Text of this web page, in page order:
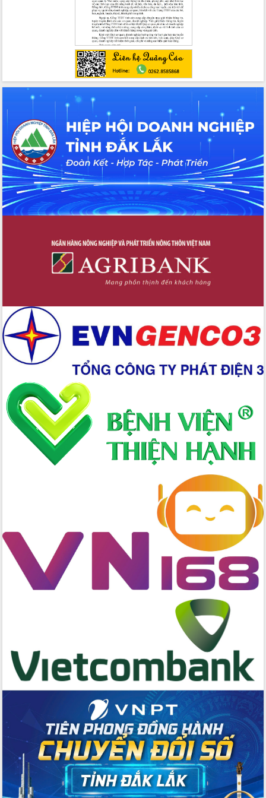
chúc mừng các bệnh viện nhân Ngày
Rộn ràng lễ hội truyền thống Sông
nước Đà Nông lần thứ I năm 2026
Kỳ họp Chuyên đề lần thứ Năm, HĐND
tỉnh Đắk Lắk thông qua các nghị quyết
quan trọng
Thống nhất danh sách giới thiệu ứng
cử đại biểu Quốc hội khoá XVI và đại
biểu HĐND tỉnh Đắk Lắk, nhiệm kỳ
2026-2031
Phát động hai phong trào thi đua quan
trọng trong kỷ nguyên mới
Hội nghị lần thứ tư Ban Chỉ đạo công
tác bầu cử tỉnh Đắk Lắk
Hội nghị Báo cáo viên Trung ương
tháng 01/2026
cao kết quả Chiến dịch Quang Trung
Hội nghị Ban Chấp hành Đảng bộ tỉnh
nhanh tiến độ Tuyến đường bộ ven
biển
Gỡ khó, khởi công xây dựng, sửa chữa
toàn bộ nhà ở cho hộ dân đúng tiến độ
đề ra
UBND tỉnh Đắk Lắk tổng kết công tác
quốc phòng, quân sự địa phương năm
2025
Tập trung triển khai quyết liệt, đồng bộ
các giải pháp nhằm thực hiện hiệu quả
các nhiệm vụ đề ra năm 2025
Phát huy vai trò của người có uy tín
trong phòng chống tảo hôn và hôn
“Biển – Rừng – Cà phê” trong không
gian phát triển mới
Hội nghị chia sẻ kinh nghiệm, chuyển
giao kỹ thuật y tế, định hướng phát
triển chuyên sâu đến 2030
Thủ tướng Phạm Minh Chính: Khẩn
trương tái thiết cuộc sống người dân
sau thiên tai
chức sản xuất sầu riêng theo hướng
Đẩy nhanh công tác khắc phục, ổn
định đời sống Nhân dân sau bão số 13
Bí thư Tỉnh ủy Lương Nguyễn Minh
Triết dự Ngày hội đại đoàn kết tại
Buôn Đăk Tuôr, xã Cư Pui
Khởi công xây dựng Trường Phổ thông